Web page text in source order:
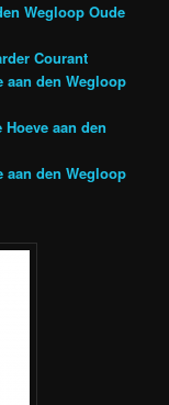
Wegloop Oude
Courant
aan den Wegloop
Hoeve aan den
aan den Wegloop